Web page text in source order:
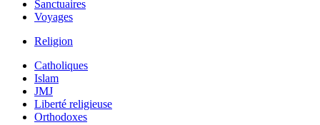
Sanctuaires
Voyages
Religion
Catholiques
Islam
JMJ
Liberté religieuse
Orthodoxes